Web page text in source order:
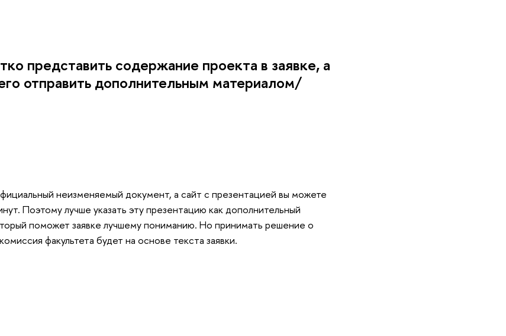
представить содержание проекта в заявке, а
отправить дополнительным материалом/
неизменяемый документ, а сайт с презентацией вы можете
Поэтому лучше указать эту презентацию как дополнительный
поможет заявке лучшему пониманию. Но принимать решение о
факультета будет на основе текста заявки.